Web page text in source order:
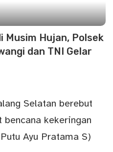
Musim Hujan, Polsek
dan TNI Gelar